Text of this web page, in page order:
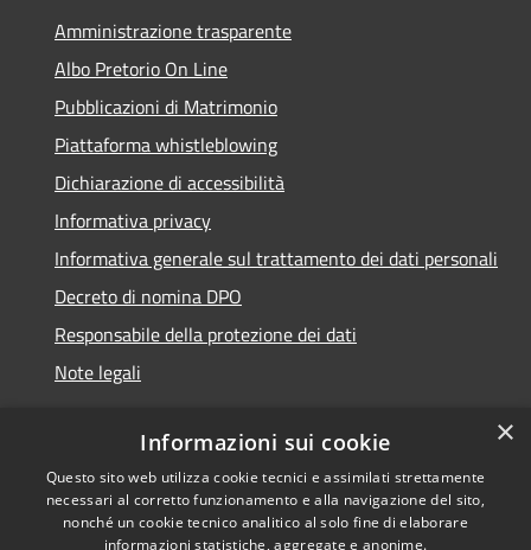
Amministrazione trasparente
Albo Pretorio On Line
Pubblicazioni di Matrimonio
Piattaforma whistleblowing
Dichiarazione di accessibilità
Informativa privacy
Informativa generale sul trattamento dei dati personali
Decreto di nomina DPO
Responsabile della protezione dei dati
Note legali
RSS
Accessibilità
© 2021 - 2026 Comune di
Chiavari -Area Riservata
×
Informazioni sui cookie
Questo sito web utilizza cookie tecnici e assimilati strettamente
necessari al corretto funzionamento e alla navigazione del sito,
nonché un cookie tecnico analitico al solo fine di elaborare
informazioni statistiche, aggregate e anonime.